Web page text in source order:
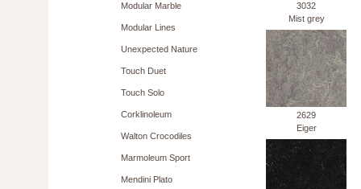
Modular Marble
Modular Lines
Unexpected Nature
Touch Duet
Touch Solo
Corklinoleum
Walton Crocodiles
Marmoleum Sport
Mendini Plato
3032
Mist grey
2629
Eiger